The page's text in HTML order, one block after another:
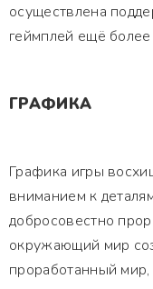
осуществлена
геймплей ещё
ГРАФИКА
Графика игры
вниманием к
добросовестно
окружающий мир
проработанный мир,